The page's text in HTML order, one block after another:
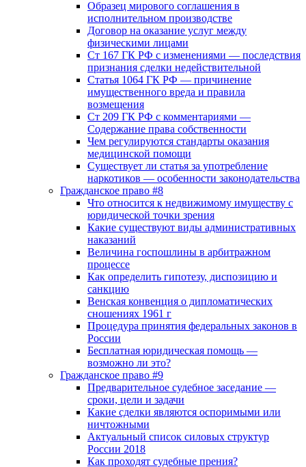
Образец мирового соглашения в
исполнительном производстве
Договор на оказание услуг между
физическими лицами
Ст 167 ГК РФ с изменениями — последствия
признания сделки недействительной
Статья 1064 ГК РФ — причинение
имущественного вреда и правила
возмещения
Ст 209 ГК РФ с комментариями —
Содержание права собственности
Чем регулируются стандарты оказания
медицинской помощи
Существует ли статья за употребление
наркотиков — особенности законодательства
Гражданское право #8
Что относится к недвижимому имуществу с
юридической точки зрения
Какие существуют виды административных
наказаний
Величина госпошлины в арбитражном
процессе
Как определить гипотезу, диспозицию и
санкцию
Венская конвенция о дипломатических
сношениях 1961 г
Процедура принятия федеральных законов в
России
Бесплатная юридическая помощь —
возможно ли это?
Гражданское право #9
Предварительное судебное заседание —
сроки, цели и задачи
Какие сделки являются оспоримыми или
ничтожными
Актуальный список силовых структур
России 2018
Как проходят судебные прения?